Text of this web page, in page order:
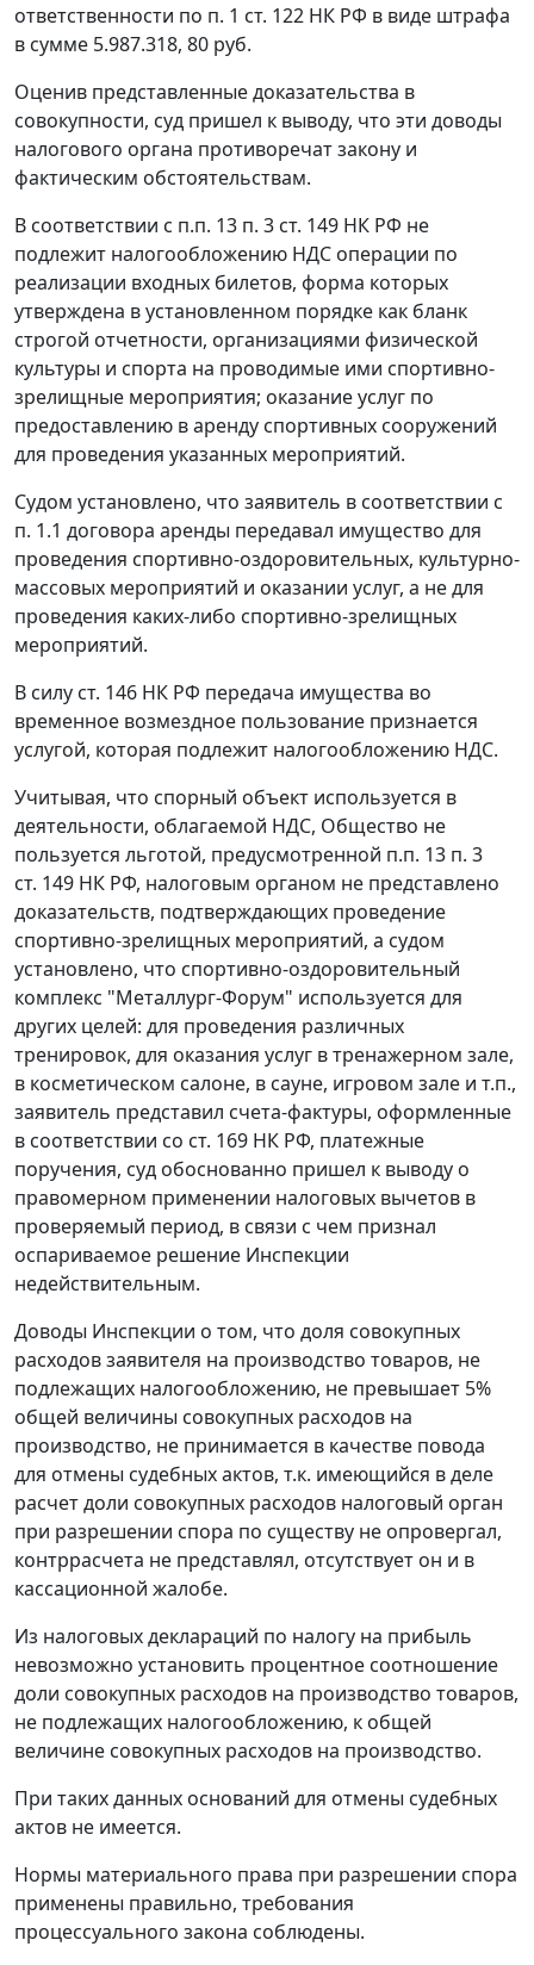
ответственности по п. 1 ст. 122 НК РФ в виде штрафа
в сумме 5.987.318, 80 руб.
Оценив представленные доказательства в
совокупности, суд пришел к выводу, что эти доводы
налогового органа противоречат закону и
фактическим обстоятельствам.
В соответствии с п.п. 13 п. 3 ст. 149 НК РФ не
подлежит налогообложению НДС операции по
реализации входных билетов, форма которых
утверждена в установленном порядке как бланк
строгой отчетности, организациями физической
культуры и спорта на проводимые ими спортивно-
зрелищные мероприятия; оказание услуг по
предоставлению в аренду спортивных сооружений
для проведения указанных мероприятий.
Судом установлено, что заявитель в соответствии с
п. 1.1 договора аренды передавал имущество для
проведения спортивно-оздоровительных, культурно-
массовых мероприятий и оказании услуг, а не для
проведения каких-либо спортивно-зрелищных
мероприятий.
В силу ст. 146 НК РФ передача имущества во
временное возмездное пользование признается
услугой, которая подлежит налогообложению НДС.
Учитывая, что спорный объект используется в
деятельности, облагаемой НДС, Общество не
пользуется льготой, предусмотренной п.п. 13 п. 3
ст. 149 НК РФ, налоговым органом не представлено
доказательств, подтверждающих проведение
спортивно-зрелищных мероприятий, а судом
установлено, что спортивно-оздоровительный
комплекс "Металлург-Форум" используется для
других целей: для проведения различных
тренировок, для оказания услуг в тренажерном зале,
в косметическом салоне, в сауне, игровом зале и т.п.,
заявитель представил счета-фактуры, оформленные
в соответствии со ст. 169 НК РФ, платежные
поручения, суд обоснованно пришел к выводу о
правомерном применении налоговых вычетов в
проверяемый период, в связи с чем признал
оспариваемое решение Инспекции
недействительным.
Доводы Инспекции о том, что доля совокупных
расходов заявителя на производство товаров, не
подлежащих налогообложению, не превышает 5%
общей величины совокупных расходов на
производство, не принимается в качестве повода
для отмены судебных актов, т.к. имеющийся в деле
расчет доли совокупных расходов налоговый орган
при разрешении спора по существу не опровергал,
контррасчета не представлял, отсутствует он и в
кассационной жалобе.
Из налоговых деклараций по налогу на прибыль
невозможно установить процентное соотношение
доли совокупных расходов на производство товаров,
не подлежащих налогообложению, к общей
величине совокупных расходов на производство.
При таких данных оснований для отмены судебных
актов не имеется.
Нормы материального права при разрешении спора
применены правильно, требования
процессуального закона соблюдены.